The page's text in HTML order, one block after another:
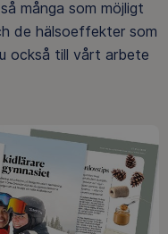
många som möjligt
de hälsoeffekter som
också till vårt arbete